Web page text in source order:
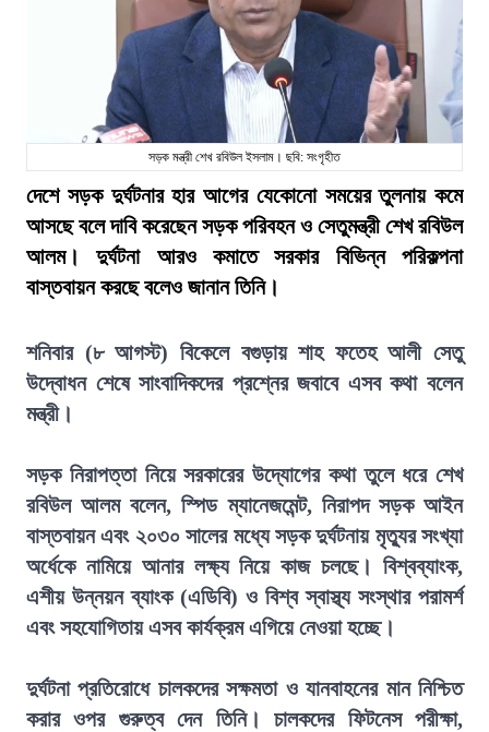
সড়ক মন্ত্রী শেখ রবিউল ইসলাম। ছবি: সংগৃহীত
দেশে সড়ক দুর্ঘটনার হার আগের যেকোনো সময়ের তুলনায় কমে
আসছে বলে দাবি করেছেন সড়ক পরিবহন ও সেতুমন্ত্রী শেখ রবিউল
আলম। দুর্ঘটনা আরও কমাতে সরকার বিভিন্ন পরিকল্পনা
বাস্তবায়ন করছে বলেও জানান তিনি।
শনিবার (৮ আগস্ট) বিকেলে বগুড়ায় শাহ ফতেহ আলী সেতু
উদ্বোধন শেষে সাংবাদিকদের প্রশ্নের জবাবে এসব কথা বলেন
মন্ত্রী।
সড়ক নিরাপত্তা নিয়ে সরকারের উদ্যোগের কথা তুলে ধরে শেখ
রবিউল আলম বলেন, স্পিড ম্যানেজমেন্ট, নিরাপদ সড়ক আইন
বাস্তবায়ন এবং ২০৩০ সালের মধ্যে সড়ক দুর্ঘটনায় মৃত্যুর সংখ্যা
অর্ধেকে নামিয়ে আনার লক্ষ্য নিয়ে কাজ চলছে। বিশ্বব্যাংক,
এশীয় উন্নয়ন ব্যাংক (এডিবি) ও বিশ্ব স্বাস্থ্য সংস্থার পরামর্শ
এবং সহযোগিতায় এসব কার্যক্রম এগিয়ে নেওয়া হচ্ছে।
দুর্ঘটনা প্রতিরোধে চালকদের সক্ষমতা ও যানবাহনের মান নিশ্চিত
করার ওপর গুরুত্ব দেন তিনি। চালকদের ফিটনেস পরীক্ষা,